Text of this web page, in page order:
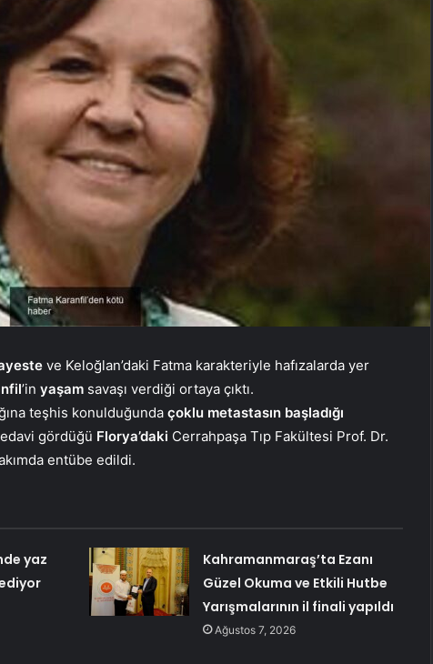
ve Keloğlan’daki Fatma karakteriyle hafızalarda yer
’in yaşam savaşı verdiği ortaya çıktı.
teşhis konulduğunda çoklu metastasın başladığı
gördüğü Florya’daki Cerrahpaşa Tıp Fakültesi Prof. Dr.
entübe edildi.
yaz
Kahramanmaraş’ta Ezanı
Güzel Okuma ve Etkili Hutbe
Yarışmalarının il finali yapıldı
Ağustos 7, 2026